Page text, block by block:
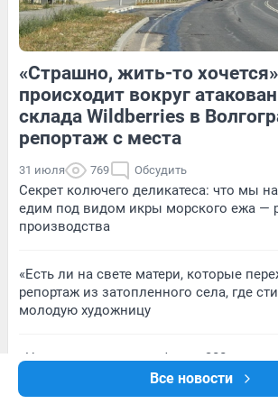
Все новости
3 Обсудить 4
«Страшно, жить-то
происходит вокруг
склада Wildberries в
репортаж с места
31 июля 769 Обсудить
Секрет колючего деликатеса: что мы
едим под видом икры морского ежа —
производства
«Есть ли на свете матери, которые
репортаж из затопленного села, где
молодую художницу
«Начал угрожать штрафом в 300
склада Wildberries — о том, как
ворота блоков при атаке БПЛА